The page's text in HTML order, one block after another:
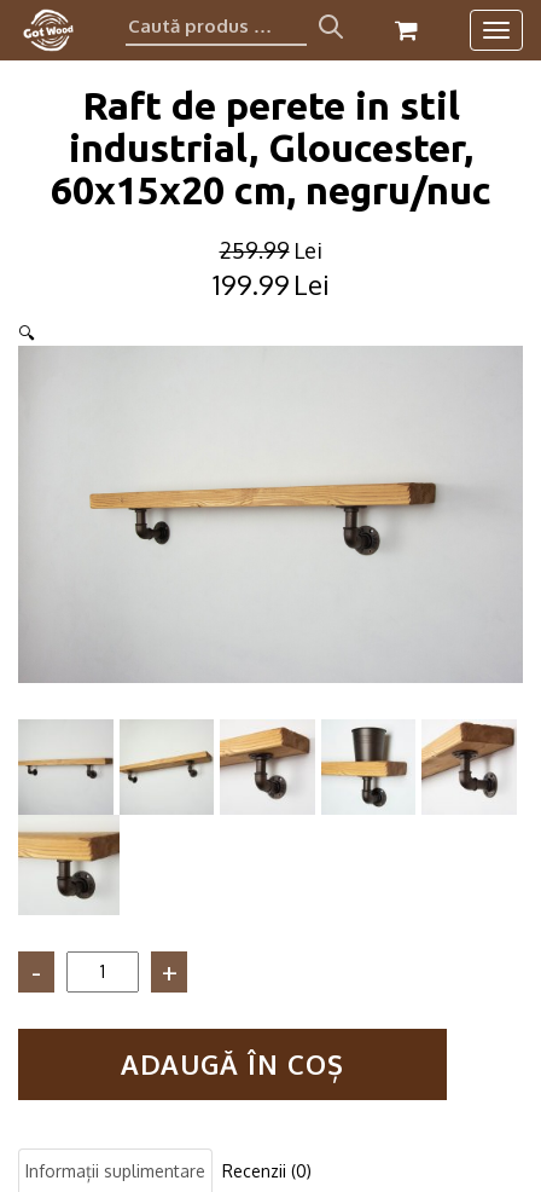
Caută
produs:
Raft de perete in stil
industrial, Gloucester,
60x15x20 cm, negru/nuc
259.99 Lei
Original
was:
199.99 Lei
Current
is:
🔍
Cantitate
perete
industrial,
60x15x20
cm,
ADAUGĂ ÎN COȘ
Informații suplimentare Recenzii (0)